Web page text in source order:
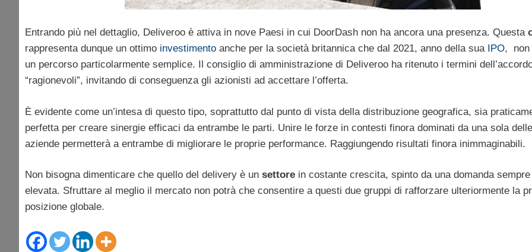
Entrando più nel dettaglio, Deliveroo è attiva in nove Paesi in cui DoorDash non ha ancora una presenza. Questa
rappresenta dunque un ottimo investimento anche per la società britannica che dal 2021, anno della sua IPO, non
un percorso particolarmente semplice. Il consiglio di amministrazione di Deliveroo ha ritenuto i termini dell’accordo
“ragionevoli”, invitando di conseguenza gli azionisti ad accettare l’offerta.
È evidente come un’intesa di questo tipo, soprattutto dal punto di vista della distribuzione geografica, sia
perfetta per creare sinergie efficaci da entrambe le parti. Unire le forze in contesti finora dominati da una sola
aziende permetterà a entrambe di migliorare le proprie performance. Raggiungendo risultati finora inimmaginabili.
Non bisogna dimenticare che quello del delivery è un settore in costante crescita, spinto da una domanda
elevata. Sfruttare al meglio il mercato non potrà che consentire a questi due gruppi di rafforzare ulteriormente la
posizione globale.